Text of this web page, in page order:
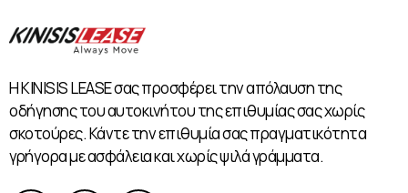
Η KINISIS LEASE σας προσφέρει την απόλαυση της
οδήγησης του αυτοκινήτου της επιθυμίας σας χωρίς
σκοτούρες. Κάντε την επιθυμία σας πραγματικότητα
γρήγορα με ασφάλεια και χωρίς ψιλά γράμματα.